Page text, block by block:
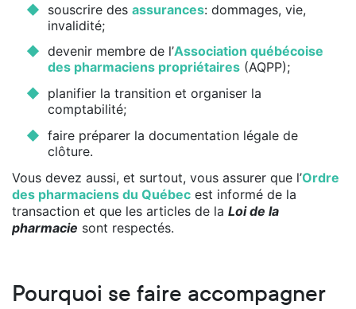
souscrire des assurances: dommages, vie,
invalidité;
devenir membre de l’Association québécoise
des pharmaciens propriétaires(AQPP);
planifier la transition et organiser la
comptabilité;
faire préparer la documentation légale de
clôture.
Vous devez aussi, et surtout, vous assurer que l’Ordre
des pharmaciens du Québec est informé de la
transaction et que les articles de la Loi de la
pharmacie sont respectés.
Pourquoi se faire accompagner